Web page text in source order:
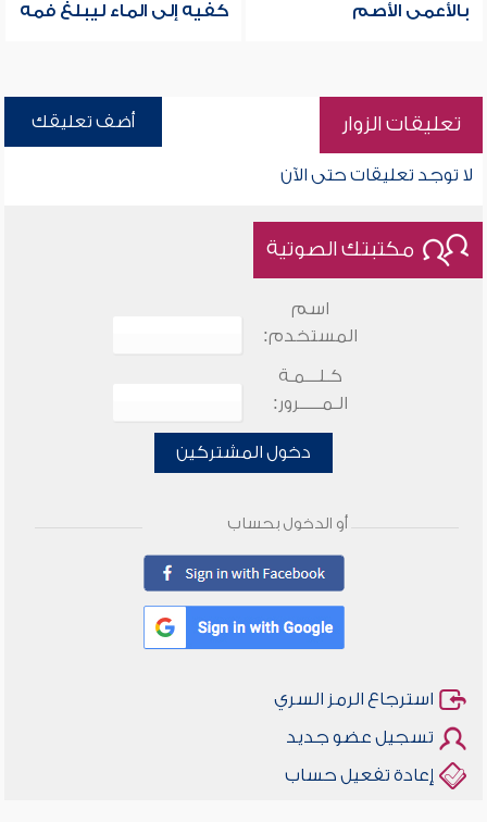
بالأعمى الأصم
كفيه إلى الماء ليبلغ فمه
تعليقات الزوار أضف تعليقك
لا توجد تعليقات حتى الآن
مكتبتك الصوتية
اسم
المستخدم:
كـلـــمـة
الـمـــــرور:
دخول المشتركين
أو الدخول بحساب
استرجاع الرمز السري
تسجيل عضو جديد
إعادة تفعيل حساب